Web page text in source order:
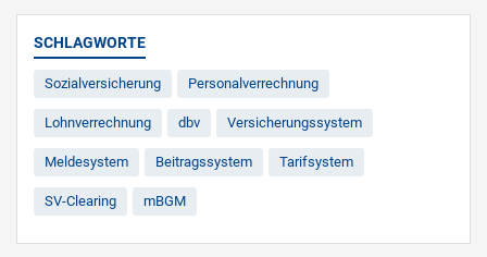
SCHLAGWORTE
Sozialversicherung Personalverrechnung
Lohnverrechnung dbv Versicherungssystem
Meldesystem Beitragssystem Tarifsystem
SV-Clearing mBGM